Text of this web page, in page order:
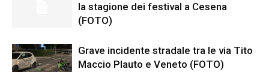
la stagione dei festival a Cesena
(FOTO)
Grave incidente stradale tra le via Tito
Maccio Plauto e Veneto (FOTO)